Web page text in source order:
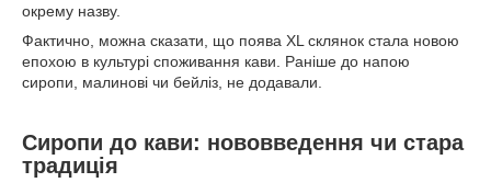
окрему назву.
Фактично, можна сказати, що поява XL склянок стала новою
епохою в культурі споживання кави. Раніше до напою
сиропи, малинові чи бейліз, не додавали.
Сиропи до кави: нововведення чи стара
традиція